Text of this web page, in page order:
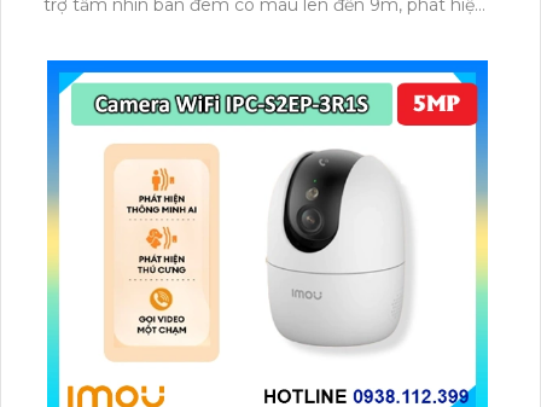
trợ tầm nhìn ban đêm có màu lên đến 9m, phát hiện
dữ liệu qua thẻ microSD lên đến 512GB.